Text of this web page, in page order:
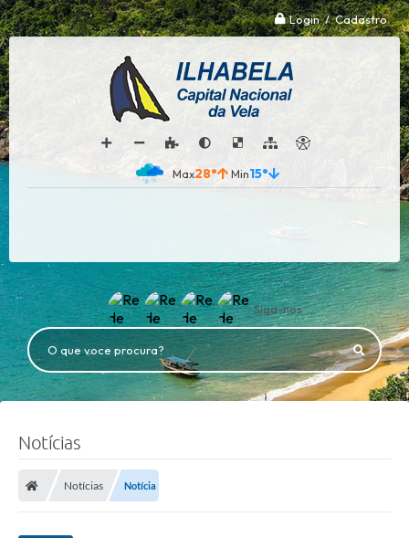
Login / Cadastro
28° 15°
Siga-nos
O que voce procura?
Notícias
Notícias Notícia